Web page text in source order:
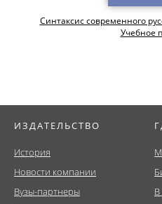
Синтаксис современного
Учебное
ИЗДАТЕЛЬСТВО
История
Новости компании
Вузы-партнеры